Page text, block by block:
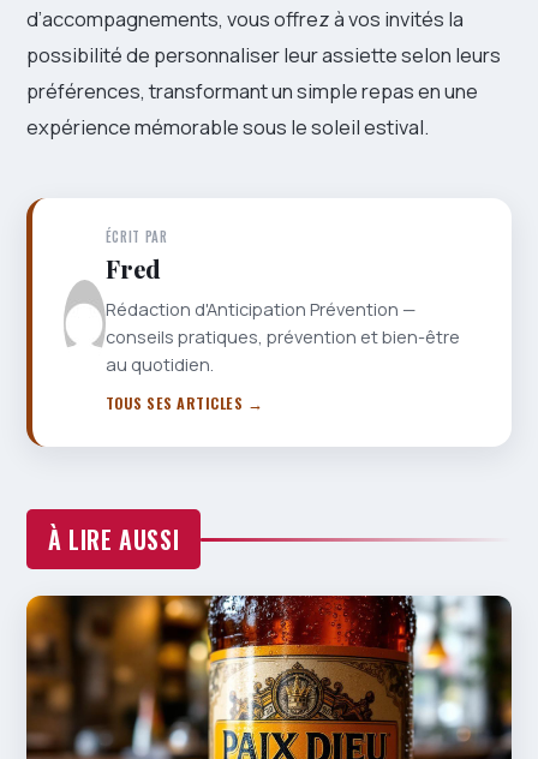
d’accompagnements, vous offrez à vos invités la
possibilité de personnaliser leur assiette selon leurs
préférences, transformant un simple repas en une
expérience mémorable sous le soleil estival.
ÉCRIT PAR
Fred
Rédaction d'Anticipation Prévention —
conseils pratiques, prévention et bien-être
au quotidien.
TOUS SES ARTICLES →
À LIRE AUSSI